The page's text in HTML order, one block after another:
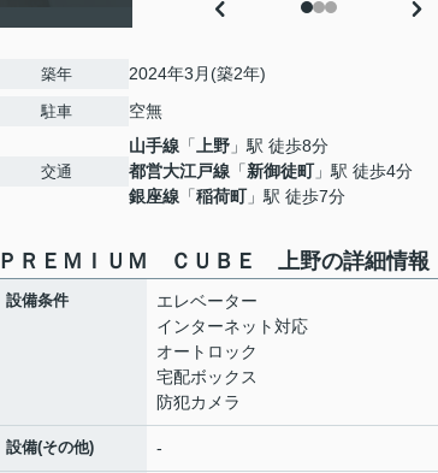
築年 2024年3月(築2年)
駐車 空無
交通
山手線 「 上野 」駅 徒歩8分
都営大江戸線 「新御徒町」駅 徒歩4分
銀座線 「稲荷町」駅 徒歩7分
ＰＲＥＭＩＵＭ ＣＵＢＥ 上野の詳細情報
設備条件
エレベーター
インターネット対応
オートロック
宅配ボックス
防犯カメラ
設備(その他) -